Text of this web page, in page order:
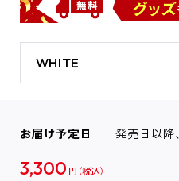
WHITE
お届け予定日 発売日以降
3,300 円